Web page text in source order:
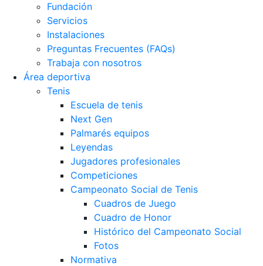
Fundación
Servicios
Instalaciones
Preguntas Frecuentes (FAQs)
Trabaja con nosotros
Área deportiva
Tenis
Escuela de tenis
Next Gen
Palmarés equipos
Leyendas
Jugadores profesionales
Competiciones
Campeonato Social de Tenis
Cuadros de Juego
Cuadro de Honor
Histórico del Campeonato Social
Fotos
Normativa